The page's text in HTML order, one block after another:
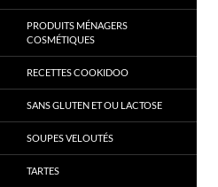
PRODUITS MÉNAGERS
COSMÉTIQUES
RECETTES COOKIDOO
SANS GLUTEN ET OU LACTOSE
SOUPES VELOUTÉS
TARTES